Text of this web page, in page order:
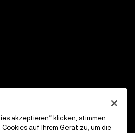
akzeptieren“ klicken, stimmen
auf Ihrem Gerät zu, um die